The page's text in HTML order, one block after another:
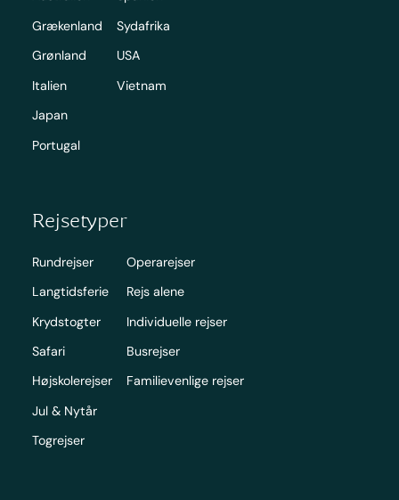
Grækenland
Grønland
Italien
Japan
Portugal
Sydafrika
USA
Vietnam
Rejsetyper
Rundrejser
Langtidsferie
Krydstogter
Safari
Højskolerejser
Jul & Nytår
Togrejser
Operarejser
Rejs alene
Individuelle rejser
Busrejser
Familievenlige rejser